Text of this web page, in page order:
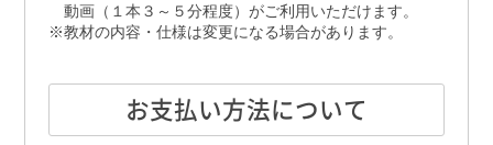
動画（１本３～５分程度）がご利用いただけます。
教材の内容・仕様は変更になる場合があります。
お支払い方法について